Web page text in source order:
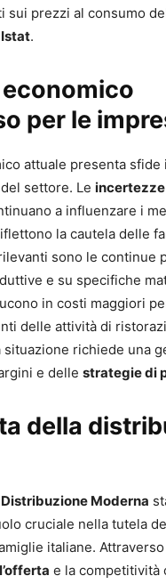
sui prezzi al consumo
Istat.
per le
attuale presenta
settore. Le
a influenzare i
la cautela delle
sono le continue
e su specifiche
in costi maggiori
delle attività di
situazione richiede una
e delle strategie di
della
Moderna
cruciale nella tutela
italiane.
e la competitività